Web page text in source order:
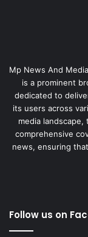
Mp News And
is a prominent
dedicated to
its users across
media
comprehensive
news, ensuring
Follow us on